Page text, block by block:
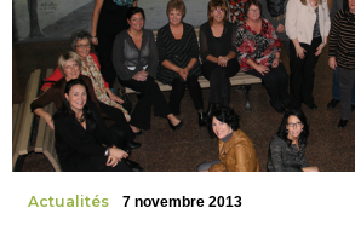
Actualités 7 novembre 2013